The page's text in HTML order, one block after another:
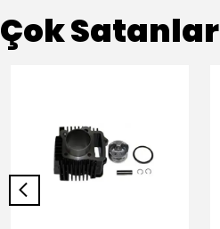
Çok Satanlar